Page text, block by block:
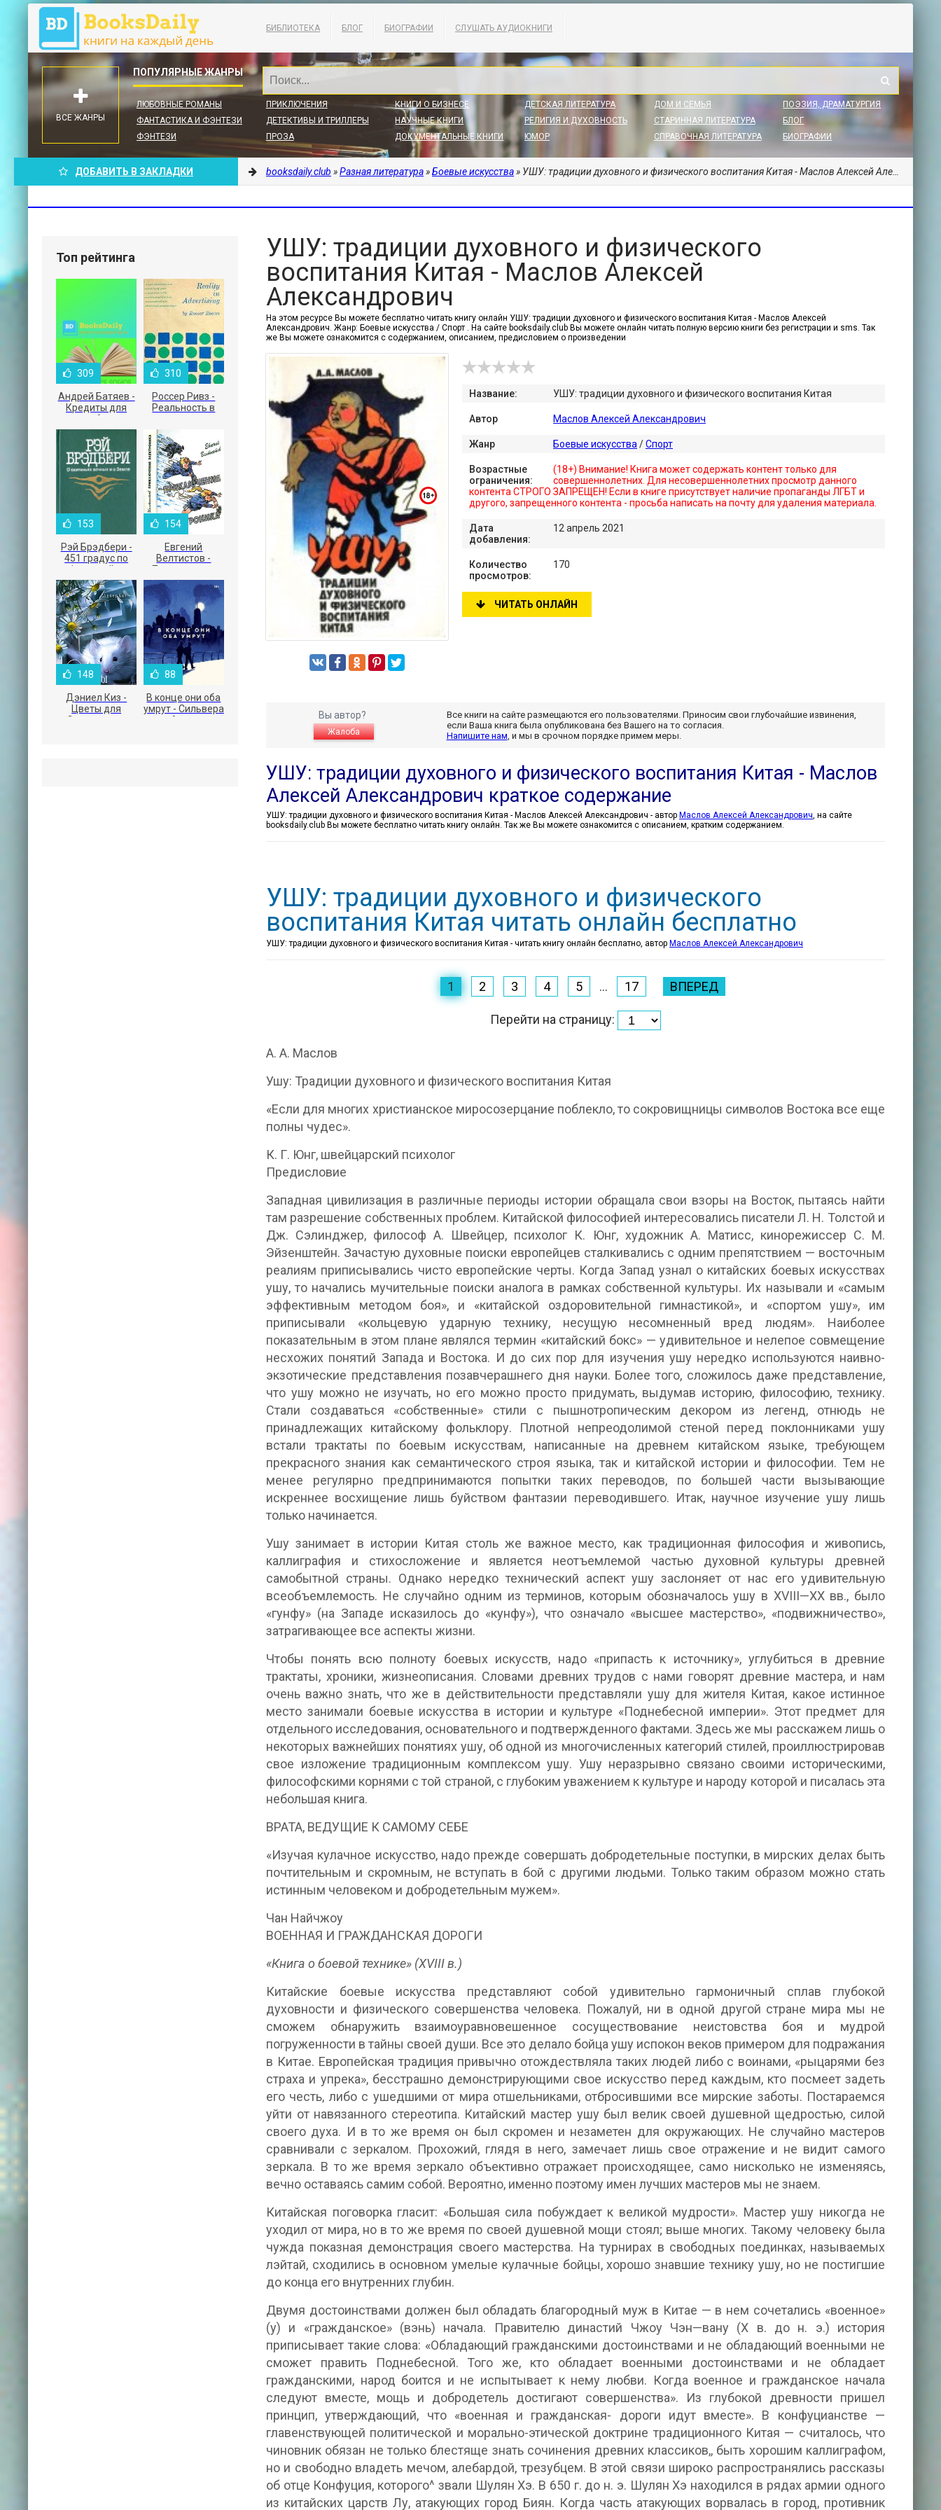
БИБЛИОТЕКА БЛОГ БИОГРАФИИ СЛУШАТЬ АУДИОКНИГИ
ЛЮБОВНЫЕ РОМАНЫ
ФАНТАСТИКА И ФЭНТЕЗИ
ФЭНТЕЗИ
ПРИКЛЮЧЕНИЯ
ДЕТЕКТИВЫ И ТРИЛЛЕРЫ
ПРОЗА
КНИГИ О БИЗНЕСЕ
НАУЧНЫЕ КНИГИ
ДОКУМЕНТАЛЬНЫЕ КНИГИ
ДЕТСКАЯ ЛИТЕРАТУРА
РЕЛИГИЯ И ДУХОВНОСТЬ
ЮМОР
ДОМ И СЕМЬЯ
СТАРИННАЯ ЛИТЕРАТУРА
СПРАВОЧНАЯ ЛИТЕРАТУРА
ПОЭЗИЯ, ДРАМАТУРГИЯ
БЛОГ
БИОГРАФИИ
ВСЕ ЖАНРЫ
ДОБАВИТЬ В ЗАКЛАДКИ booksdaily.club »Разная литература»Боевые искусства» УШУ: традиции духовного и физического воспитания Китая - Маслов Алексей Александрович
УШУ: традиции духовного и физического
воспитания Китая - Маслов Алексей
Александрович
На этом ресурсе Вы можете бесплатно читать книгу онлайн УШУ: традиции духовного и физического воспитания Китая - Маслов Алексей
Александрович. Жанр: Боевые искусства / Спорт . На сайте booksdaily.club Вы можете онлайн читать полную версию книги без регистрации и sms. Так
же Вы можете ознакомится с содержанием, описанием, предисловием о произведении
Название: УШУ: традиции духовного и физического воспитания Китая
Автор Маслов Алексей Александрович
Жанр Боевые искусства /Спорт
Возрастные
ограничения:
(18+) Внимание! Книга может содержать контент только для
совершеннолетних. Для несовершеннолетних просмотр данного
контента СТРОГО ЗАПРЕЩЕН! Если в книге присутствует наличие пропаганды ЛГБТ и
другого, запрещенного контента - просьба написать на почту для удаления материала.
Дата
добавления:
12 апрель 2021
Количество
просмотров:
170
ЧИТАТЬ ОНЛАЙН
Вы автор?
Жалоба
Все книги на сайте размещаются его пользователями. Приносим свои глубочайшие извинения,
если Ваша книга была опубликована без Вашего на то согласия.
Напишите нам, и мы в срочном порядке примем меры.
УШУ: традиции духовного и физического воспитания Китая - Маслов
Алексей Александрович краткое содержание
УШУ: традиции духовного и физического воспитания Китая - Маслов Алексей Александрович - автор Маслов Алексей Александрович, на сайте
booksdaily.club Вы можете бесплатно читать книгу онлайн. Так же Вы можете ознакомится с описанием, кратким содержанием.
УШУ: традиции духовного и физического
воспитания Китая читать онлайн бесплатно
УШУ: традиции духовного и физического воспитания Китая - читать книгу онлайн бесплатно, автор Маслов Алексей Александрович
1 2 3 4 5 ... 17 ВПЕРЕД
Перейти на страницу:
А. А. Маслов
Ушу: Традиции духовного и физического воспитания Китая
«Если для многих христианское миросозерцание поблекло, то сокровищницы символов Востока все еще
полны чудес».
К. Г. Юнг, швейцарский психолог
Предисловие
Западная цивилизация в различные периоды истории обращала свои взоры на Восток, пытаясь найти
там разрешение собственных проблем. Китайской философией интересовались писатели Л. Н. Толстой и
Дж. Сэлинджер, философ А. Швейцер, психолог К. Юнг, художник А. Матисс, кинорежиссер С. М.
Эйзенштейн. Зачастую духовные поиски европейцев сталкивались с одним препятствием — восточным
реалиям приписывались чисто европейские черты. Когда Запад узнал о китайских боевых искусствах
ушу, то начались мучительные поиски аналога в рамках собственной культуры. Их называли и «самым
эффективным методом боя», и «китайской оздоровительной гимнастикой», и «спортом ушу», им
приписывали «кольцевую ударную технику, несущую несомненный вред людям». Наиболее
показательным в этом плане являлся термин «китайский бокс» — удивительное и нелепое совмещение
несхожих понятий Запада и Востока. И до сих пор для изучения ушу нередко используются наивно-
экзотические представления позавчерашнего дня науки. Более того, сложилось даже представление,
что ушу можно не изучать, но его можно просто придумать, выдумав историю, философию, технику.
Стали создаваться «собственные» стили с пышнотропическим декором из легенд, отнюдь не
принадлежащих китайскому фольклору. Плотной непреодолимой стеной перед поклонниками ушу
встали трактаты по боевым искусствам, написанные на древнем китайском языке, требующем
прекрасного знания как семантического строя языка, так и китайской истории и философии. Тем не
менее регулярно предпринимаются попытки таких переводов, по большей части вызывающие
искреннее восхищение лишь буйством фантазии переводившего. Итак, научное изучение ушу лишь
только начинается.
Ушу занимает в истории Китая столь же важное место, как традиционная философия и живопись,
каллиграфия и стихосложение и является неотъемлемой частью духовной культуры древней
самобытной страны. Однако нередко технический аспект ушу заслоняет от нас его удивительную
всеобъемлемость. Не случайно одним из терминов, которым обозначалось ушу в XVIII—XX вв., было
«гунфу» (на Западе исказилось до «кунфу»), что означало «высшее мастерство», «подвижничество»,
затрагивающее все аспекты жизни.
Чтобы понять всю полноту боевых искусств, надо «припасть к источнику», углубиться в древние
трактаты, хроники, жизнеописания. Словами древних трудов с нами говорят древние мастера, и нам
очень важно знать, что же в действительности представляли ушу для жителя Китая, какое истинное
место занимали боевые искусства в истории и культуре «Поднебесной империи». Этот предмет для
отдельного исследования, основательного и подтвержденного фактами. Здесь же мы расскажем лишь о
некоторых важнейших понятиях ушу, об одной из многочисленных категорий стилей, проиллюстрировав
свое изложение традиционным комплексом ушу. Ушу неразрывно связано своими историческими,
философскими корнями с той страной, с глубоким уважением к культуре и народу которой и писалась эта
небольшая книга.
ВРАТА, ВЕДУЩИЕ К САМОМУ СЕБЕ
«Изучая кулачное искусство, надо прежде совершать добродетельные поступки, в мирских делах быть
почтительным и скромным, не вступать в бой с другими людьми. Только таким образом можно стать
истинным человеком и добродетельным мужем».
Чан Найчжоу
ВОЕННАЯ И ГРАЖДАНСКАЯ ДОРОГИ
«Книга о боевой технике» (XVIII в.)
Китайские боевые искусства представляют собой удивительно гармоничный сплав глубокой
духовности и физического совершенства человека. Пожалуй, ни в одной другой стране мира мы не
сможем обнаружить взаимоуравновешенное сосуществование неистовства боя и мудрой
погруженности в тайны своей души. Все это делало бойца ушу испокон веков примером для подражания
в Китае. Европейская традиция привычно отождествляла таких людей либо с воинами, «рыцарями без
страха и упрека», бесстрашно демонстрирующими свое искусство перед каждым, кто посмеет задеть
его честь, либо с ушедшими от мира отшельниками, отбросившими все мирские заботы. Постараемся
уйти от навязанного стереотипа. Китайский мастер ушу был велик своей душевной щедростью, силой
своего духа. И в то же время он был скромен и незаметен для окружающих. Не случайно мастеров
сравнивали с зеркалом. Прохожий, глядя в него, замечает лишь свое отражение и не видит самого
зеркала. В то же время зеркало объективно отражает происходящее, само нисколько не изменяясь,
вечно оставаясь самим собой. Вероятно, именно поэтому имен лучших мастеров мы не знаем.
Китайская поговорка гласит: «Большая сила побуждает к великой мудрости». Мастер ушу никогда не
уходил от мира, но в то же время по своей душевной мощи стоял; выше многих. Такому человеку была
чужда показная демонстрация своего мастерства. На турнирах в свободных поединках, называемых
лэйтай, сходились в основном умелые кулачные бойцы, хорошо знавшие технику ушу, но не постигшие
до конца его внутренних глубин.
Двумя достоинствами должен был обладать благородный муж в Китае — в нем сочетались «военное»
(у) и «гражданское» (вэнь) начала. Правителю династий Чжоу Чэн—вану (X в. до н. э.) история
приписывает такие слова: «Обладающий гражданскими достоинствами и не обладающий военными не
сможет править Поднебесной. Того же, кто обладает военными достоинствами и не обладает
гражданскими, народ боится и не испытывает к нему любви. Когда военное и гражданское начала
следуют вместе, мощь и добродетель достигают совершенства». Из глубокой древности пришел
принцип, утверждающий, что «военная и гражданская- дороги идут вместе». В конфуцианстве —
главенствующей политической и морально-этической доктрине традиционного Китая — считалось, что
чиновник обязан не только блестяще знать сочинения древних классиков,, быть хорошим каллиграфом,
но и свободно владеть мечом, алебардой, трезубцем. В этой связи широко распространялись рассказы
об отце Конфуция, которого^ звали Шулян Хэ. В 650 г. до н. э. Шулян Хэ находился в рядах армии одного
из китайских царств Лу, атакующих город Биян. Когда часть атакующих ворвалась в город, противник
Топ рейтинга
309
Андрей Батяев -
Кредиты для
малого бизнеса
310
Россер Ривз -
Реальность в
153
Рэй Брэдбери -
451 градус по
Фаренгейту
154
Евгений
Велтистов -
Приключения
Электроника
148
Дэниел Киз -
Цветы для
Элджернона
88
В конце они оба
умрут - Сильвера
Адам